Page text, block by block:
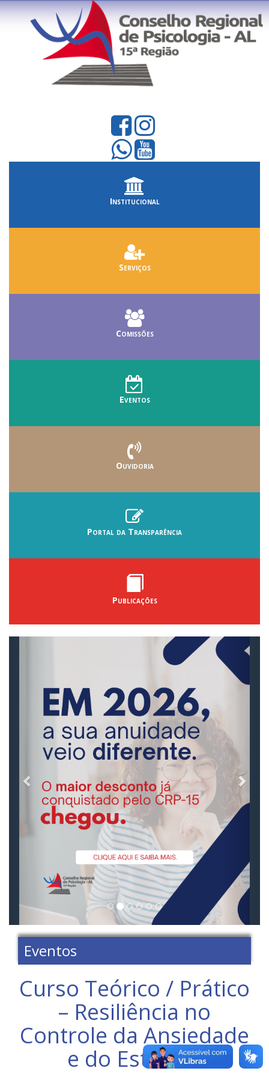
Institucional
Serviços
Comissões
Eventos
Ouvidoria
Portal da Transparência
Publicações
Eventos
Curso Teórico / Prático
– Resiliência no
Controle da Ansiedade
e do Estresse